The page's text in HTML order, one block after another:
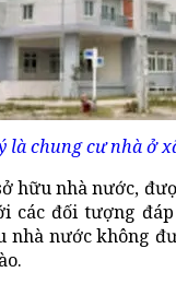
là chung cư nhà ở
hữu nhà nước,
các đối tượng
nước không